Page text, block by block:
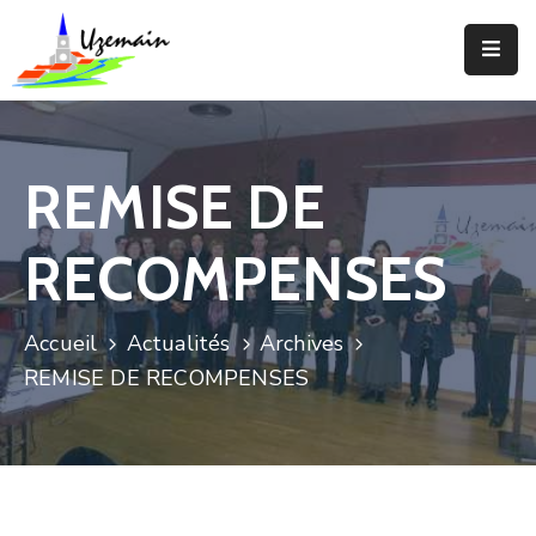
Actualités
Votre
Commune
Votre
Mairie
Services
Vie
Locale
REMISE DE
RECOMPENSES
Accueil Actualités
Archives
REMISE DE RECOMPENSES